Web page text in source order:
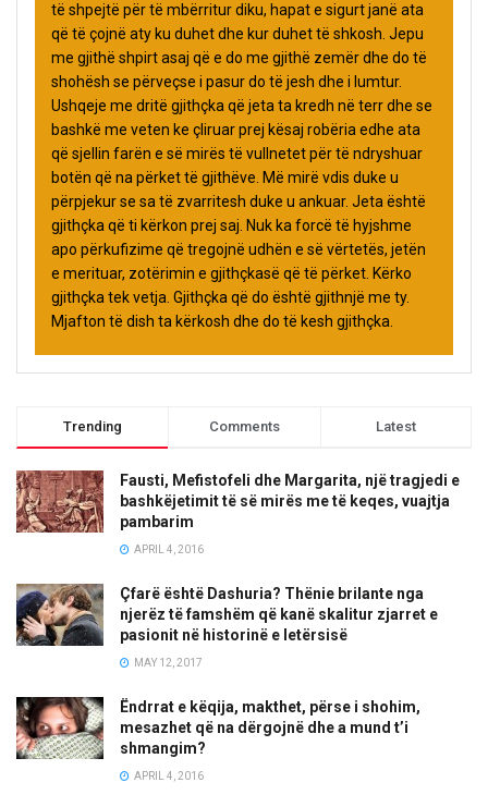
të shpejtë për të mbërritur diku, hapat e sigurt janë ata
që të çojnë aty ku duhet dhe kur duhet të shkosh. Jepu
me gjithë shpirt asaj që e do me gjithë zemër dhe do të
shohësh se përveçse i pasur do të jesh dhe i lumtur.
Ushqeje me dritë gjithçka që jeta ta kredh në terr dhe se
bashkë me veten ke çliruar prej kësaj robëria edhe ata
që sjellin farën e së mirës të vullnetet për të ndryshuar
botën që na përket të gjithëve. Më mirë vdis duke u
përpjekur se sa të zvarritesh duke u ankuar. Jeta është
gjithçka që ti kërkon prej saj. Nuk ka forcë të hyjshme
apo përkufizime që tregojnë udhën e së vërtetës, jetën
e merituar, zotërimin e gjithçkasë që të përket. Kërko
gjithçka tek vetja. Gjithçka që do është gjithnjë me ty.
Mjafton të dish ta kërkosh dhe do të kesh gjithçka.
Trending Comments Latest
Fausti, Mefistofeli dhe Margarita, një tragjedi e
bashkëjetimit të së mirës me të keqes, vuajtja
pambarim
APRIL 4, 2016
Çfarë është Dashuria? Thënie brilante nga
njerëz të famshëm që kanë skalitur zjarret e
pasionit në historinë e letërsisë
MAY 12, 2017
Ëndrrat e këqija, makthet, përse i shohim,
mesazhet që na dërgojnë dhe a mund t’i
shmangim?
APRIL 4, 2016